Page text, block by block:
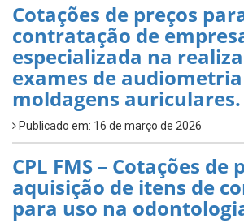
Cotações de preços
contratação de
especializada na
exames de
moldagens auriculares.
Publicado em: 16 de março de 2026
CPL FMS – Cotações de
aquisição de itens de
para uso na